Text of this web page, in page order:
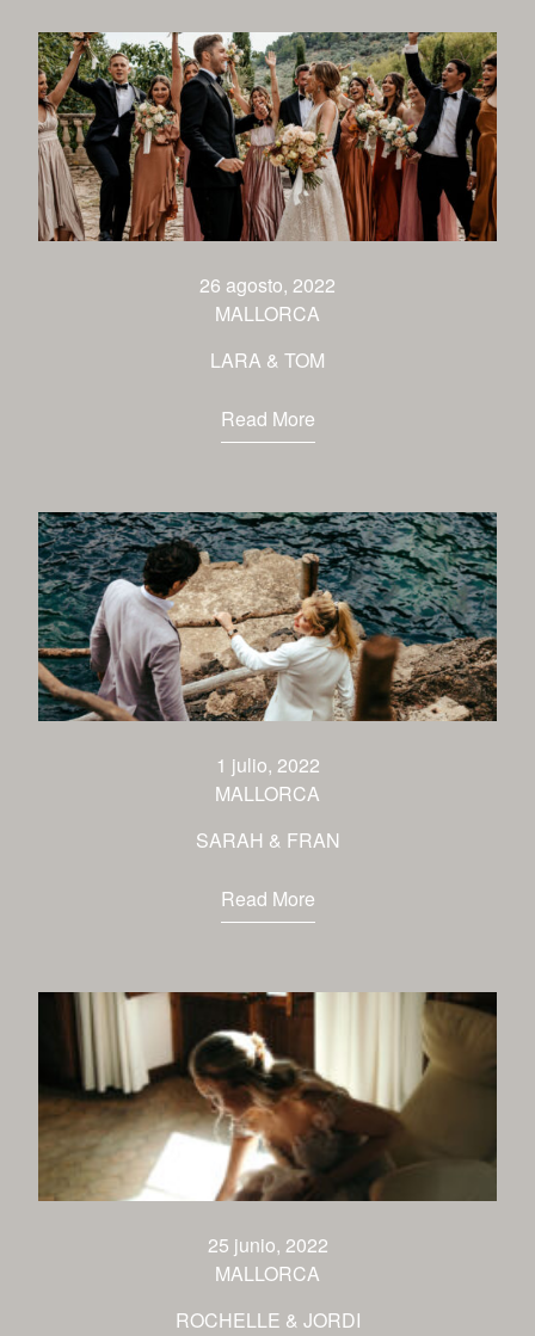
26 agosto, 2022
MALLORCA
LARA & TOM
Read More
1 julio, 2022
MALLORCA
SARAH & FRAN
Read More
25 junio, 2022
MALLORCA
ROCHELLE & JORDI